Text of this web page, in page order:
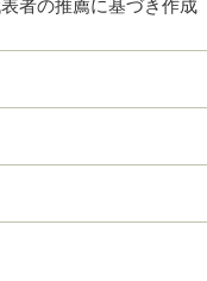
者の推薦に基づき作成